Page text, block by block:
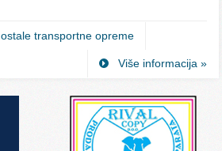
transportne opreme
Više informacija »